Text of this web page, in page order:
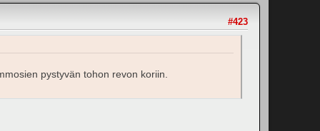
#423
pystyvän tohon revon koriin.